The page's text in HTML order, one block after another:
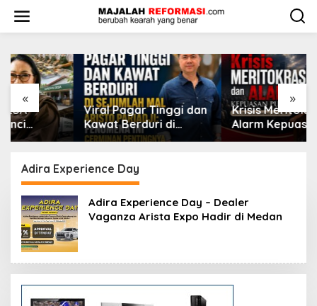
w
« »
Viral Pagar Tinggi dan
Kawat Berduri di
Sejumlah Mal, Aristo
Cerminan Pentingnya
Membangun
Kepercayaan Sosial
​Krisis Meritokrasi dan
Alarm Kepuasan Publik
Adira Experience Day
Adira Experience Day – Dealer
Vaganza Arista Expo Hadir di Medan